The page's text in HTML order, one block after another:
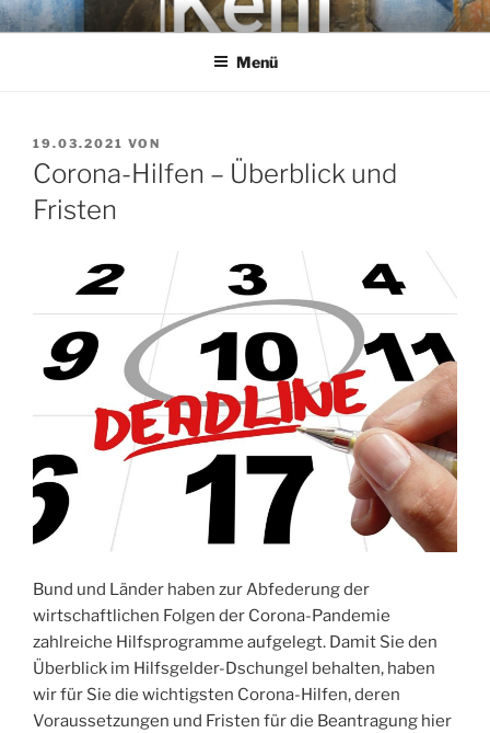
Zum
InhaltKEHL
Rechtsanwaltsgesellschaft mbH
Menü
VERÖFFENTLICHT
AM
19.03.2021 VON
Corona-Hilfen – Überblick und
Fristen
Bund und Länder haben zur Abfederung der
wirtschaftlichen Folgen der Corona-Pandemie
zahlreiche Hilfsprogramme aufgelegt. Damit Sie den
Überblick im Hilfsgelder-Dschungel behalten, haben
wir für Sie die wichtigsten Corona-Hilfen, deren
Voraussetzungen und Fristen für die Beantragung hier